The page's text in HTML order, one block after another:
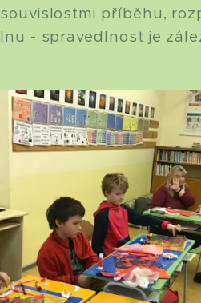
souvislostmi příběhu,
Inu - spravedlnost je